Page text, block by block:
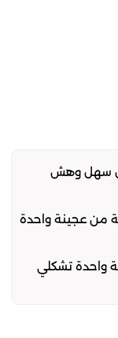
سهل وهش
اشكال مختلفة من عجينة واحدة
واحدة تشكلي